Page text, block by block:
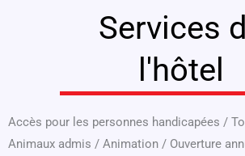
Services
l'hôtel
Accès pour les personnes handicapées /
Animaux admis / Animation / Ouverture